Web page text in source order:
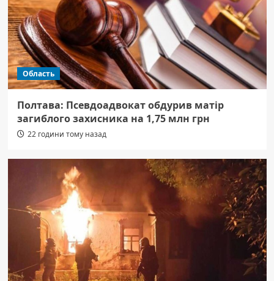
Область
Полтава: Псевдоадвокат обдурив матір
загиблого захисника на 1,75 млн грн
22 години тому назад